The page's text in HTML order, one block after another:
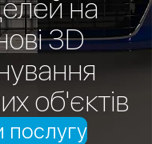
на
3D
об'єктів
послугу